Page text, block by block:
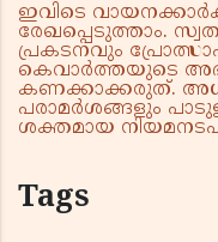
ഇവിടെ
രേഖപ്പെടുത്താം.
പ്രകടനവും
കെവാർത്തയുടെ
കണക്കാക്കരുത്.
പരാമർശങ്ങളും
ശക്തമായ
Tags